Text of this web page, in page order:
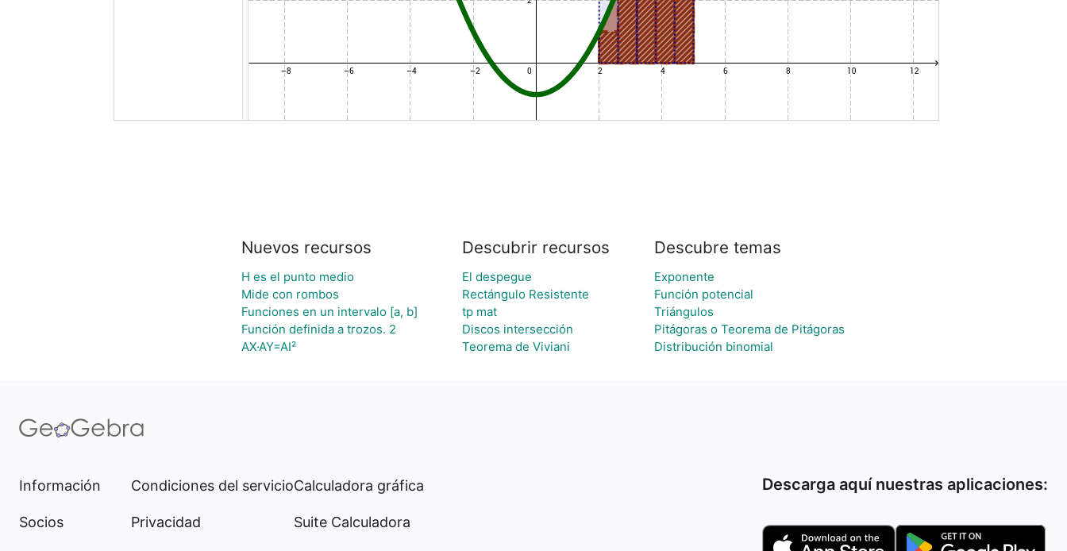
Nuevos recursos
H es el punto medio
Mide con rombos
Funciones en un intervalo [a, b]
Función definida a trozos. 2
AX·AY=AI²
Descubrir recursos
El despegue
Rectángulo Resistente
tp mat
Discos intersección
Teorema de Viviani
Descubre temas
Exponente
Función potencial
Triángulos
Pitágoras o Teorema de Pitágoras
Distribución binomial
Información
Socios
Condiciones del servicio
Privacidad
Calculadora gráfica
Suite Calculadora
Descarga aquí nuestras aplicaciones: